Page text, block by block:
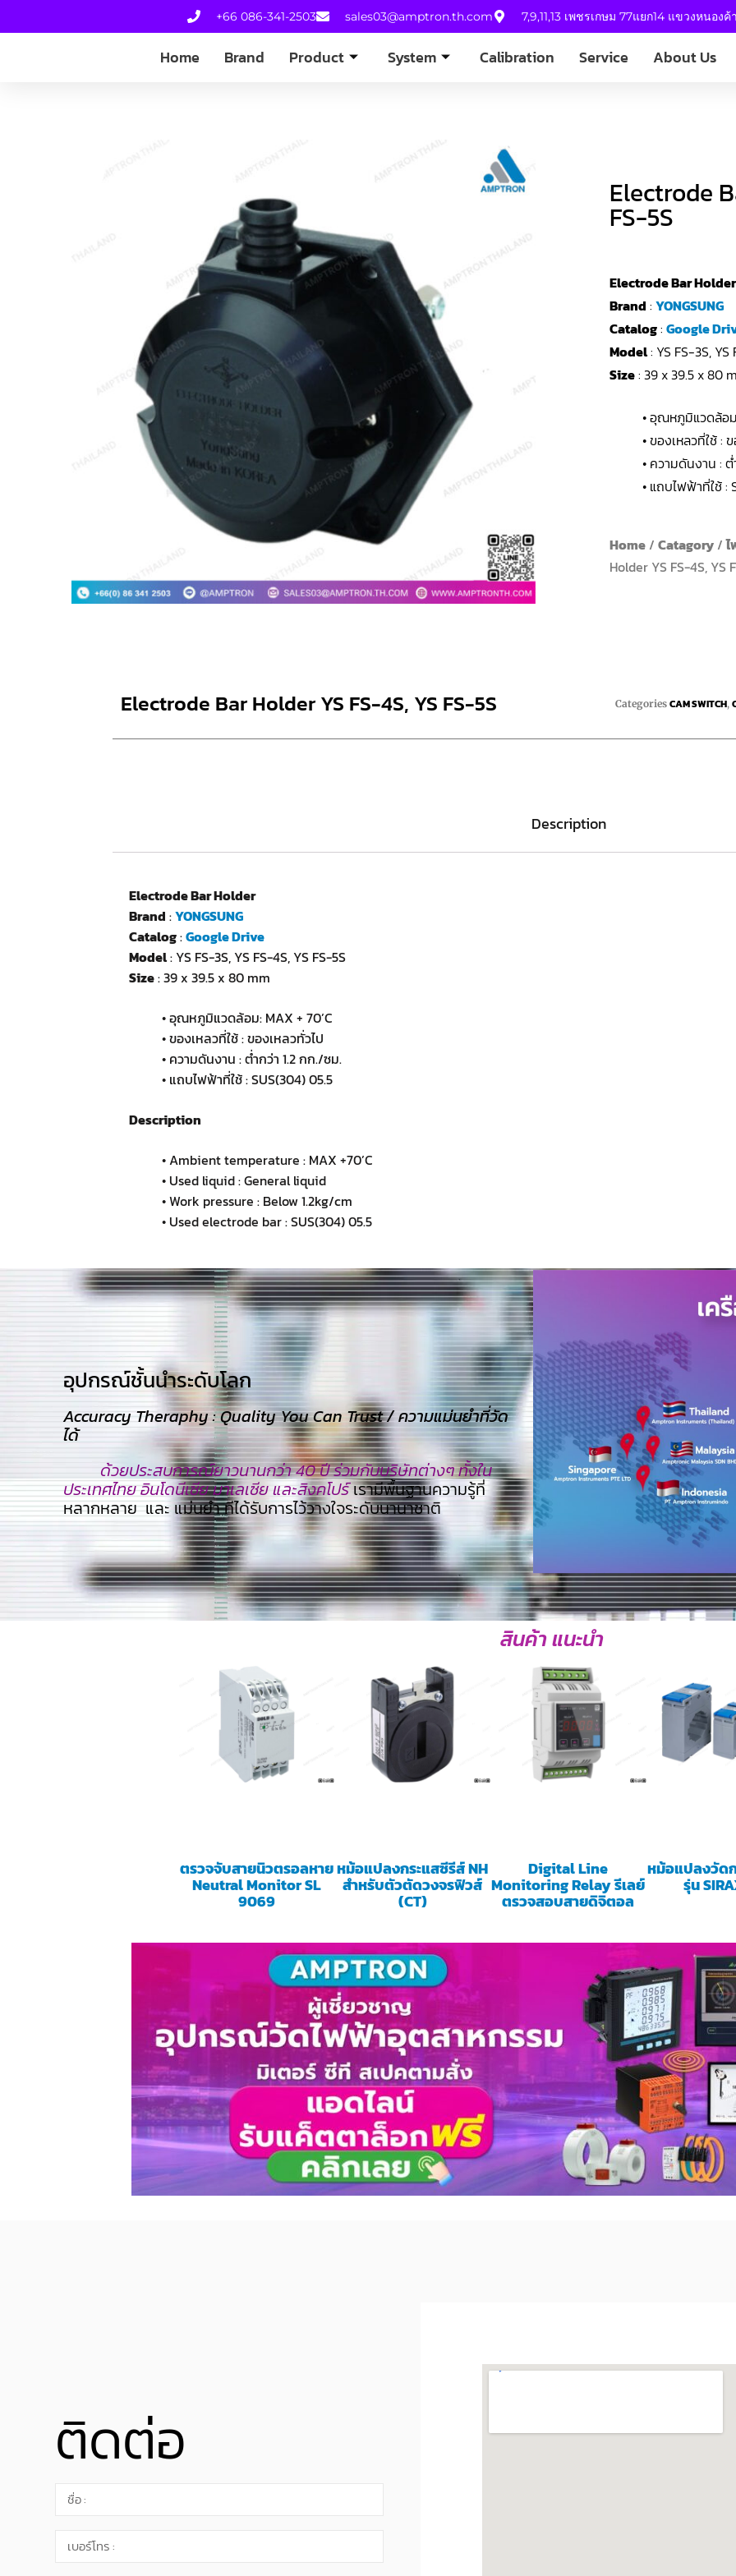
+66 086-341-2503 sales03@amptron.th.com 7,9,11,13 เพชรเกษม 77แยก14 แขวงหนอ
Home Brand Product System Calibration Service About Us
Electrode
FS-5S
Electrode Bar Holder
Brand : YONGSUNG
Catalog: Google
Model: YS FS-3S, YS
Size: 39 x 39.5 x 80
• อุณหภูมิแวดล้อ
• ของเหลวที่ใช้ :
• ความดันงาน :
• แถบไฟฟ้าที่ใช้ :
Home / Catagory /
Holder YS FS-4S, YS
Electrode Bar Holder YS FS-4S, YS FS-5S Categories CAM SWITCH,
Description
Electrode Bar Holder
Brand :YONGSUNG
Catalog:Google Drive
Model: YS FS-3S, YS FS-4S, YS FS-5S
Size: 39 x 39.5 x 80 mm
• อุณหภูมิแวดล้อม: MAX + 70’C
• ของเหลวที่ใช้ : ของเหลวทั่วไป
• ความดันงาน : ต่ำกว่า 1.2 กก./ซม.
• แถบไฟฟ้าที่ใช้ : SUS(304) 05.5
Description
• Ambient temperature : MAX +70’C
• Used liquid : General liquid
• Work pressure : Below 1.2kg/cm
• Used electrode bar : SUS(304) 05.5
อุปกรณ์ชั้นนำระดับโลก​
Accuracy Theraphy : Quality You Can Trust / ความแม่นยำที่วัด
ได้
ด้วยประสบการณ์ยาวนานกว่า 40 ปี ร่วมกับบริษัทต่างๆ ทั้งใน
ประเทศไทย อินโดนีเซีย มาเลเซีย และสิงคโปร์เรามีพื้นฐานความรู้ที่
หลากหลาย และ แม่นยำ ทีไ่ด้รับการไว้วางใจระดับนานาชาติ
สินค้า แนะนำ
ตรวจจับสายนิวตรอลหาย
Neutral Monitor SL
9069
หม้อแปลงกระแสซีรีส์ NH
สำหรับตัวตัดวงจรฟิวส์
(CT)
Digital Line
Monitoring Relay รีเลย์
ตรวจสอบสายดิจิตอล
หม้อแปลงวัด
รุ่น
ติดต่อ